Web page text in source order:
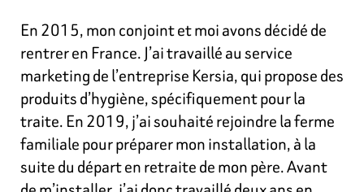
En 2015, mon conjoint et moi avons décidé de
rentrer en France. J’ai travaillé au service
marketing de l’entreprise Kersia, qui propose des
produits d’hygiène, spécifiquement pour la
traite. En 2019, j’ai souhaité rejoindre la ferme
familiale pour préparer mon installation, à la
suite du départ en retraite de mon père. Avant